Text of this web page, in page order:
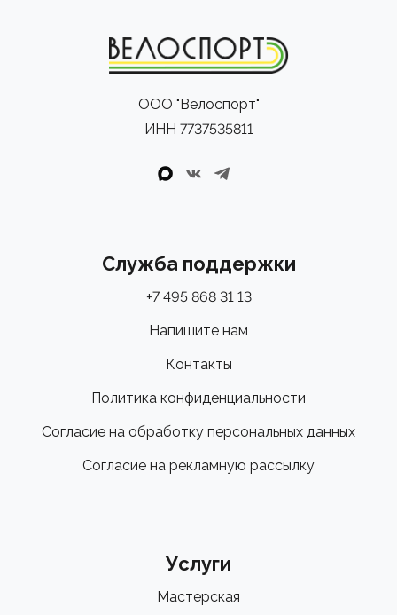
ООО "Велоспорт"
ИНН 7737535811
Служба поддержки
+7 495 868 31 13
Напишите нам
Контакты
Политика конфиденциальности
Согласие на обработку персональных данных
Согласие на рекламную рассылку
Услуги
Мастерская